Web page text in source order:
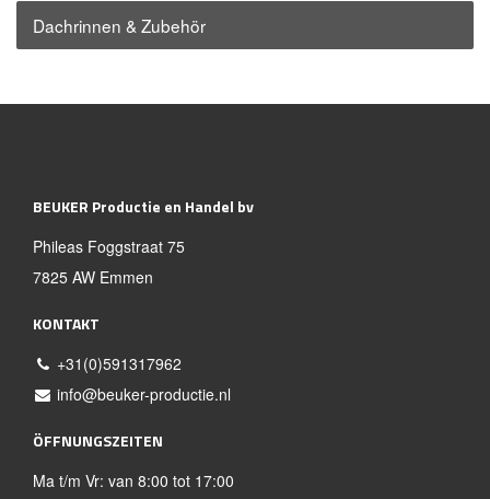
Dachrinnen & Zubehör
BEUKER Productie en Handel bv
Phileas Foggstraat 75
7825 AW Emmen
KONTAKT
+31(0)591317962
info@beuker-productie.nl
ÖFFNUNGSZEITEN
Ma t/m Vr: van 8:00 tot 17:00